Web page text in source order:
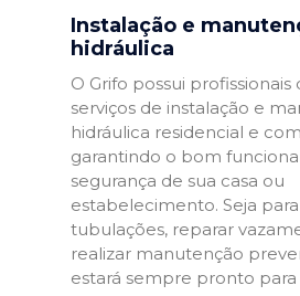
Instalação e
hidráulica
O Grifo possui
serviços de instalação e
hidráulica residencial e
garantindo o bom
segurança de sua casa ou
estabelecimento. Seja
tubulações, reparar
realizar manutenção
estará sempre pronto